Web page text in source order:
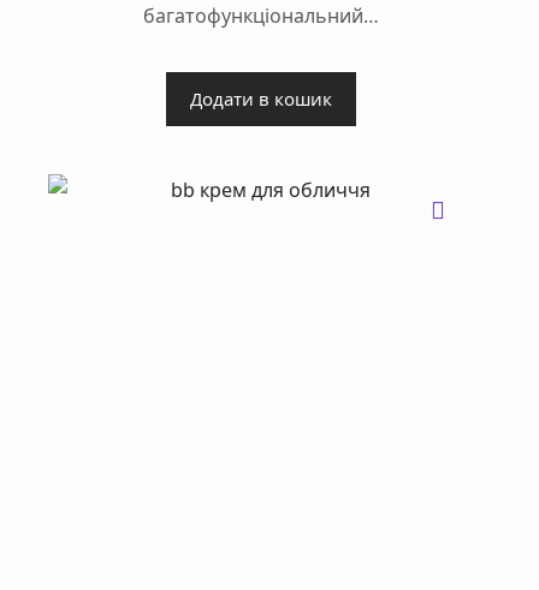
багатофункціональний…
Додати в кошик